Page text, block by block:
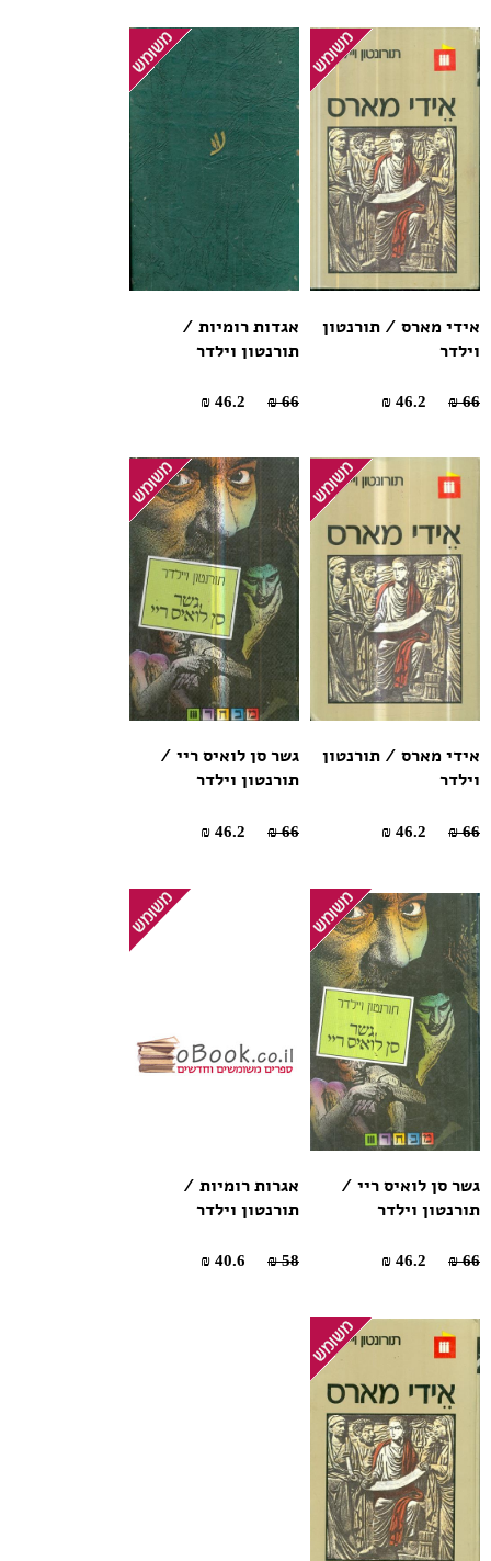
אידי מארס / תורנטון
וילדר
66 ₪
אגדות רומיות /
תורנטון וילדר
66 ₪
אידי מארס / תורנטון
וילדר
66 ₪
גשר סן לואיס ריי /
תורנטון וילדר
66 ₪
גשר סן לואיס ריי /
תורנטון וילדר
66 ₪
אגרות רומיות /
תורנטון וילדר
58 ₪